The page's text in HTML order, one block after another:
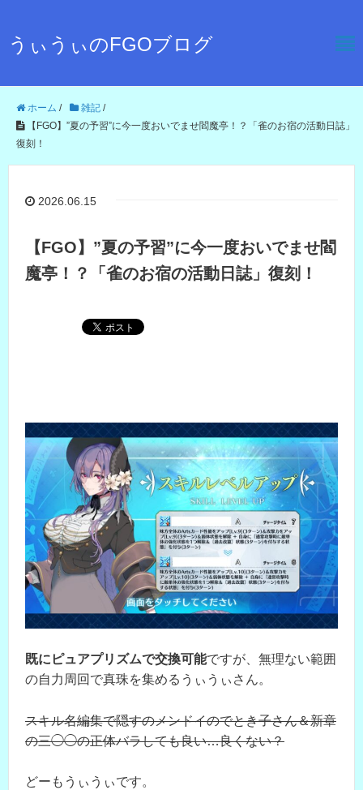
うぃうぃのFGOブログ
ホーム / 雑記 /
【FGO】”夏の予習”に今一度おいでませ閻魔亭！？「雀のお宿の活動日誌」
復刻！
2026.06.15
【FGO】”夏の予習”に今一度おいでませ閻
魔亭！？「雀のお宿の活動日誌」復刻！
既にピュアプリズムで交換可能ですが、無理ない範囲
の自力周回で真珠を集めるうぃうぃさん。
スキル名編集で隠すのメンドイのでとき子さん＆新章
の三◯◯の正体バラしても良い…良くない？
どーもうぃうぃです。